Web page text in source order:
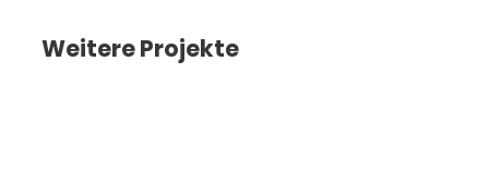
Weitere Projekte